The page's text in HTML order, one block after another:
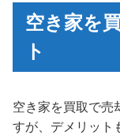
空き家を
ト
空き家を買取で売
すが、デメリット